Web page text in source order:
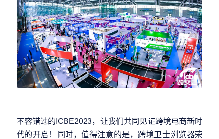
不容错过的ICBE2023，让我们共同见证跨境电商新时
代的开启！同时，值得注意的是，跨境卫士浏览器荣